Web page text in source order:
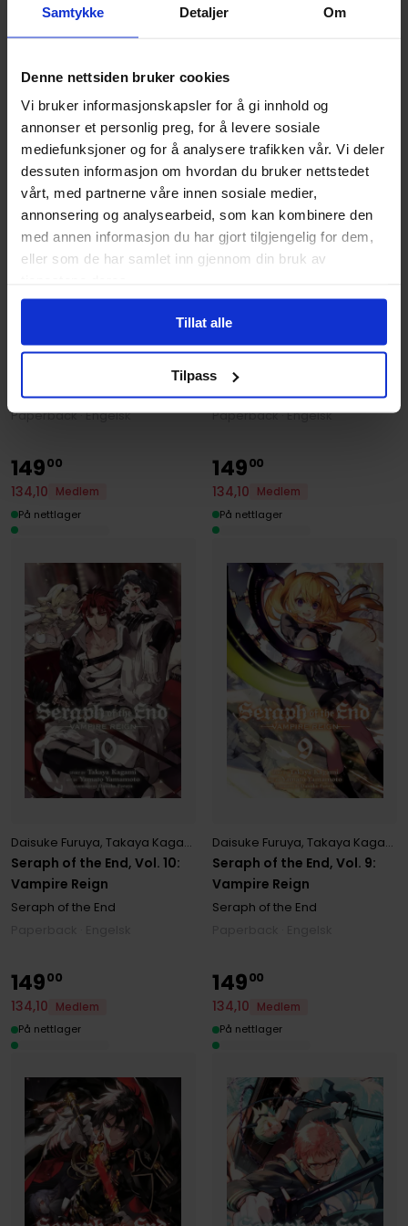
Samtykke Detaljer Om
Denne nettsiden bruker cookies
Vi bruker informasjonskapsler for å gi innhold og
annonser et personlig preg, for å levere sosiale
mediefunksjoner og for å analysere trafikken vår. Vi deler
dessuten informasjon om hvordan du bruker nettstedet
vårt, med partnerne våre innen sosiale medier,
annonsering og analysearbeid, som kan kombinere den
med annen informasjon du har gjort tilgjengelig for dem,
eller som de har samlet inn gjennom din bruk av
Tillat alle
Tilpass
Seraph of the End, Vol. 13:
Takaya Kagami ,Yamato Yamamoto
Seraph of the End
Paperback · Engelsk
Seraph of the End, Vol. 11:
Vampire Reign
Daisuke Furuya
Seraph of the End
Paperback · Engelsk
Seraph of the End, Vol. 10:
Vampire Reign
Daisuke Furuya, Takaya Kagami Yamato Yamamoto
Seraph of the End
14900
134,10
Medlem
På nettlager
Seraph of the End, Vol. 9:
Vampire Reign
Daisuke Furuya,Takaya Kagami
Seraph of the End
14900
134,10
Medlem
På nettlager
14900
134,10
Medlem
På nettlager
14900
134,10
Medlem
På nettlager